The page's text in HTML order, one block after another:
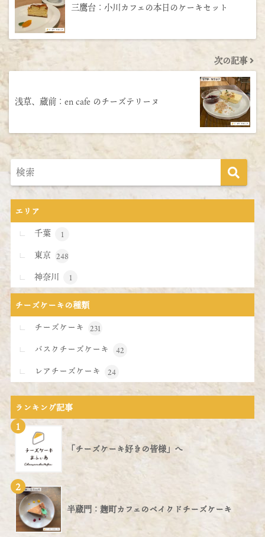
三鷹台：小川カフェの本日のケーキセット
次の記事
浅草、蔵前：en cafe のチーズテリーヌ
エリア
千葉
1
東京 248
神奈川 1
チーズケーキの種類
チーズケーキ
231
バスクチーズケーキ 42
レアチーズケーキ 24
ランキング記事
1
「チーズケーキ好きの皆様」へ
2
半蔵門：麹町カフェのベイクドチーズケーキ